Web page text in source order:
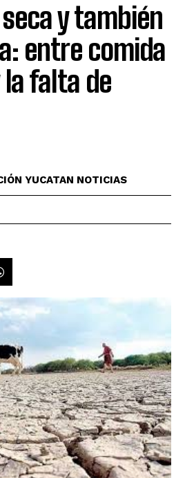
y también
entre comida
falta de
YUCATAN NOTICIAS